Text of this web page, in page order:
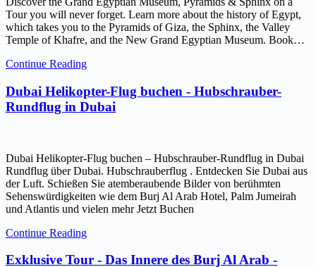
Tour you will never forget. Learn more about the history of Egypt,
which takes you to the Pyramids of Giza, the Sphinx, the Valley
Temple of Khafre, and the New Grand Egyptian Museum. Book…
Continue Reading
Dubai Helikopter-Flug buchen - Hubschrauber-
Rundflug in Dubai
Dubai Helikopter-Flug buchen – Hubschrauber-Rundflug in Dubai
Rundflug über Dubai. Hubschrauberflug . Entdecken Sie Dubai aus
der Luft. Schießen Sie atemberaubende Bilder von berühmten
Sehenswürdigkeiten wie dem Burj Al Arab Hotel, Palm Jumeirah
und Atlantis und vielen mehr Jetzt Buchen
Continue Reading
Exklusive Tour - Das Innere des Burj Al Arab -